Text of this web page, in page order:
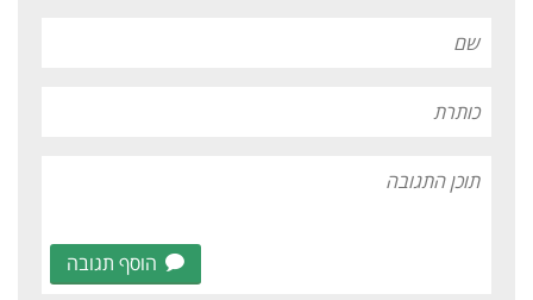
הוסף תגובה